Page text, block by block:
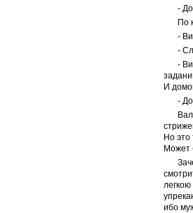
-
По
-
-
-
И
-
Но это
Может
ибо